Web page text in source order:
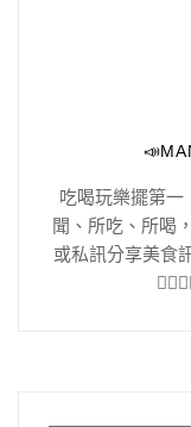
吃喝玩樂擺第一
聞、所吃、所喝
或私訊分享美食